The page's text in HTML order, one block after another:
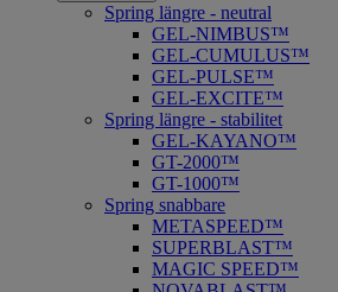
Spring längre - neutral
​GEL-NIMBUS™
GEL-CUMULUS™
GEL-PULSE™
GEL-EXCITE™
Spring längre - stabilitet
GEL-KAYANO™
GT-2000™
GT-1000™
Spring snabbare
METASPEED™
SUPERBLAST™
MAGIC SPEED™